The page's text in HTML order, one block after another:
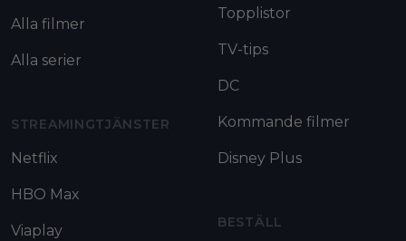
Alla filmer
Alla serier
STREAMINGTJÄNSTER
Netflix
HBO Max
Viaplay
Topplistor
TV-tips
DC
Kommande filmer
Disney Plus
BESTÄLL